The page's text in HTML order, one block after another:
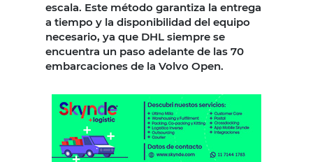
escala. Este método garantiza la entrega
a tiempo y la disponibilidad del equipo
necesario, ya que DHL siempre se
encuentra un paso adelante de las 70
embarcaciones de la Volvo Open.